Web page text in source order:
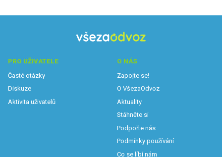
PRO UŽIVATELE
Časté otázky
Diskuze
Aktivita uživatelů
O NÁS
Zapojte se!
O VšezaOdvoz
Aktuality
Stáhněte si
Podpořte nás
Podmínky používání
Co se líbí nám